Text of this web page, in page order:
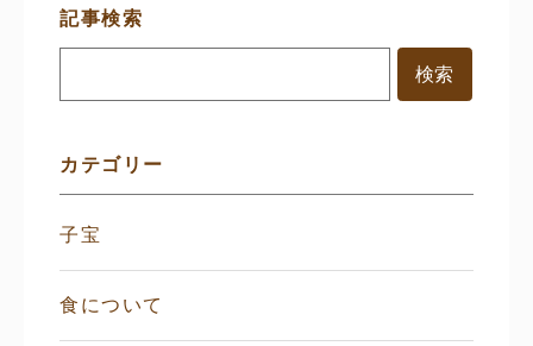
サ
ニ
記事検索
カテゴリー
子宝
食について